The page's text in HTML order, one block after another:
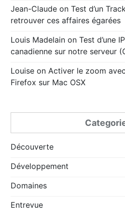
Jean-Claude onTest d’un
retrouver ces affaires égarées
Louis Madelain onTest d’une
canadienne sur notre serveur
Louise onActiver le zoom
Firefox sur Mac OSX
Découverte
Développement
Domaines
Entrevue